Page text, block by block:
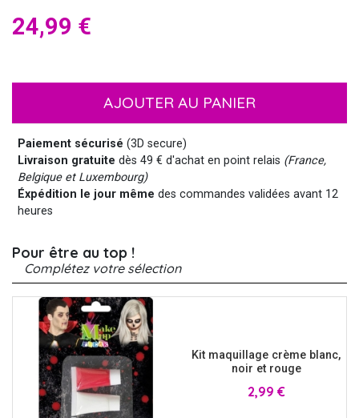
24,99 €
AJOUTER AU PANIER
Paiement sécurisé (3D secure)
Livraison gratuite dès 49 € d'achat en point relais (France,
Belgique et Luxembourg)
Éxpédition le jour même des commandes validées avant 12
heures
Pour être au top !
Complétez votre sélection
Kit maquillage crème blanc,
noir et rouge
Prix
2,99 €